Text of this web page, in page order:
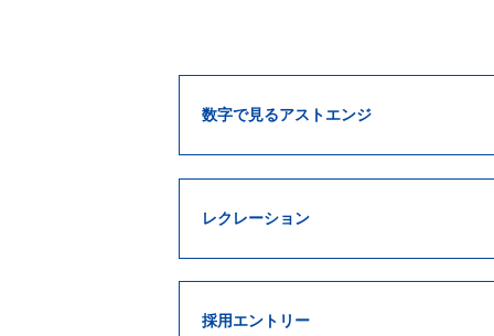
数字で見るアストエンジ
レクレーション
採用エントリー